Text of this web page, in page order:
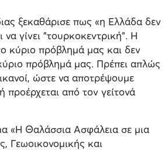
ξεκαθάρισε πως «η Ελλάδα δεν
να γίνει "τουρκοκεντρική". Η
κύριο πρόβλημά μας και δεν
πρόβλημά μας. Πρέπει απλώς
ώστε να αποτρέψουμε
προέρχεται από τον γείτονά
«Η Θαλάσσια Ασφάλεια σε μια
Γεωοικονομικής και